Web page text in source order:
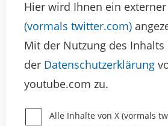
Hier wird Ihnen ein
(vormals twitter.com)
Mit der Nutzung des
der Datenschutzerklärung
youtube.com zu.
Alle Inhalte von X (vormals